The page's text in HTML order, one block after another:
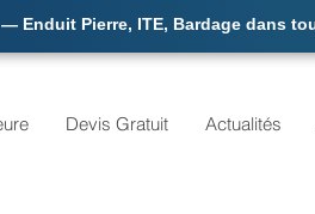
Devis Gratuit Actualités
Enduit Pierre, ITE, Bardage dans